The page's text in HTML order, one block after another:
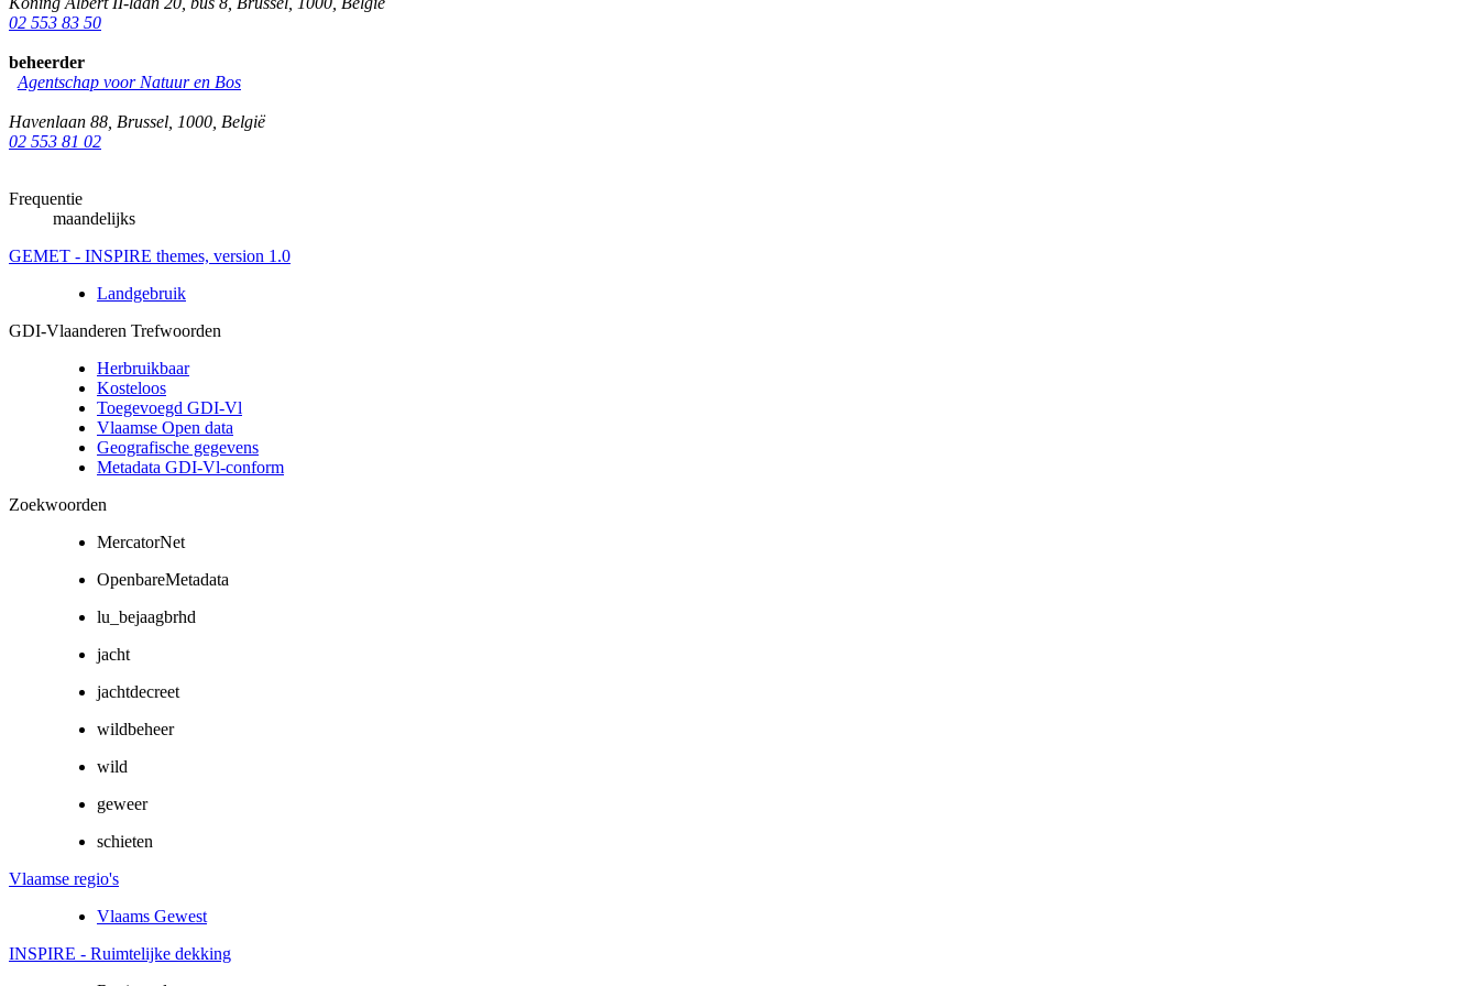
02 553 83 50
beheerder
Agentschap voor Natuur en Bos
Havenlaan 88 Brussel 1000 België
02 553 81 02
Frequentie
maandelijks
GEMET - INSPIRE themes, version 1.0
Landgebruik
GDI-Vlaanderen Trefwoorden
Herbruikbaar
Kosteloos
Toegevoegd GDI-Vl
Vlaamse Open data
Geografische gegevens
Metadata GDI-Vl-conform
Zoekwoorden
MercatorNet
OpenbareMetadata
lu_bejaagbrhd
jacht
jachtdecreet
wildbeheer
wild
geweer
schieten
Vlaamse regio's
Vlaams Gewest
INSPIRE - Ruimtelijke dekking